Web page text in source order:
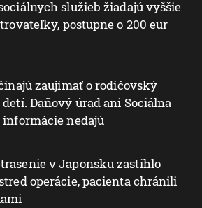
služieb žiadajú vyššie
postupne o 200 eur
zaujímať o rodičovský
Daňový úrad ani Sociálna
nedajú
v Japonsku zastihlo
operácie, pacienta chránili